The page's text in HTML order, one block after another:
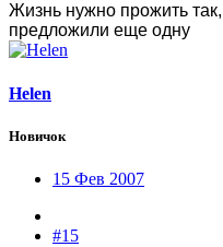
Жизнь нужно прожить
предложили еще одну
Helen
Новичок
15 Фев 2007
#15